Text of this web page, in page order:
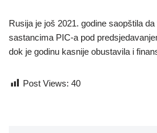
Rusija je još 2021. godine saopštila
sastancima PIC-a pod
dok je godinu kasnije obustavila i
Post Views: 40